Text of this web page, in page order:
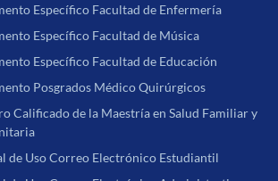
Específico Facultad de Enfermería
Específico Facultad de Música
Específico Facultad de Educación
Posgrados Médico Quirúrgicos
Calificado de la Maestría en Salud Familiar y
de Uso Correo Electrónico Estudiantil